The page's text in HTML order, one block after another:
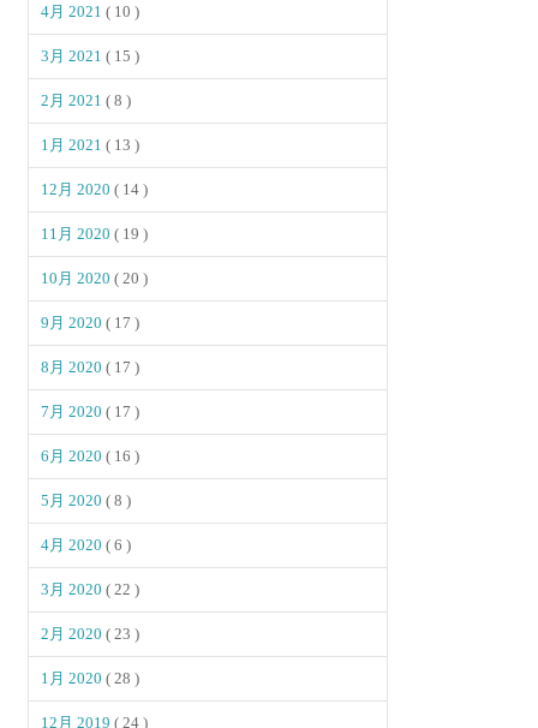
4月 2021( 10 )
3月 2021( 15 )
2月 2021( 8 )
1月 2021( 13 )
12月 2020( 14 )
11月 2020( 19 )
10月 2020( 20 )
9月 2020( 17 )
8月 2020( 17 )
7月 2020( 17 )
6月 2020( 16 )
5月 2020( 8 )
4月 2020( 6 )
3月 2020( 22 )
2月 2020( 23 )
1月 2020( 28 )
12月 2019( 24 )